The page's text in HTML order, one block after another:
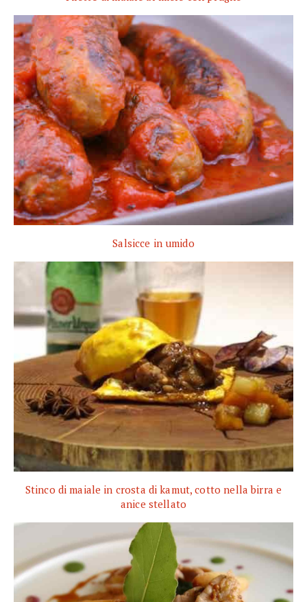
Salsicce in umido
Stinco di maiale in crosta di kamut, cotto nella birra e
anice stellato